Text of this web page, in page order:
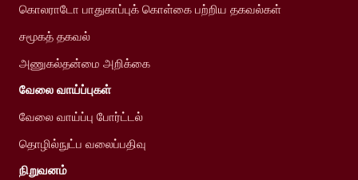
கொலராடோ பாதுகாப்புக் கொள்கை பற்றிய தகவல்கள்
சமூகத் தகவல்
அணுகல்தன்மை அறிக்கை
வேலை வாய்ப்புகள்
வேலை வாய்ப்பு போர்ட்டல்
தொழில்நுட்ப வலைப்பதிவு
நிறுவனம்